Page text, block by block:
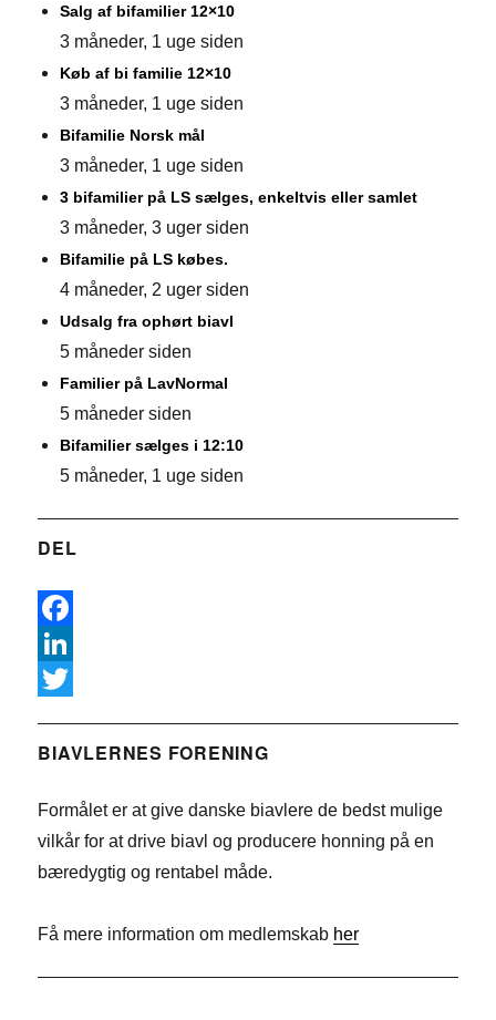
Salg af bifamilier 12×10
3 måneder, 1 uge siden
Køb af bi familie 12×10
3 måneder, 1 uge siden
Bifamilie Norsk mål
3 måneder, 1 uge siden
3 bifamilier på LS sælges, enkeltvis eller samlet
3 måneder, 3 uger siden
Bifamilie på LS købes.
4 måneder, 2 uger siden
Udsalg fra ophørt biavl
5 måneder siden
Familier på LavNormal
5 måneder siden
Bifamilier sælges i 12:10
5 måneder, 1 uge siden
DEL
F
a
e
o
L
n
e
n
w
t
r
BIAVLERNES FORENING
Formålet er at give danske biavlere de bedst mulige
vilkår for at drive biavl og producere honning på en
bæredygtig og rentabel måde.
Få mere information om medlemskab her